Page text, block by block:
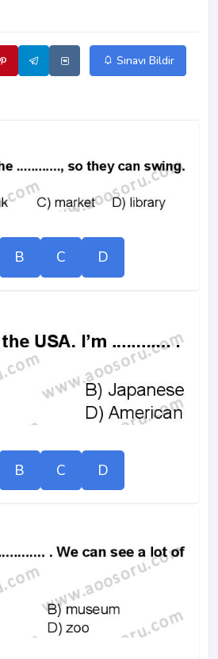
Sınavı Bildir
B C D
B C D